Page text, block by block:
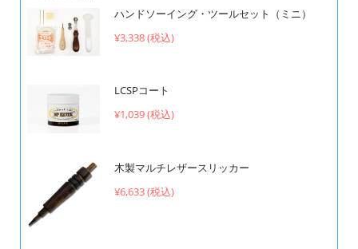
ハンドソーイング・ツールセット（ミニ）
¥3,338 (税込)
LCSPコート
¥1,039 (税込)
木製マルチレザースリッカー
¥6,633 (税込)